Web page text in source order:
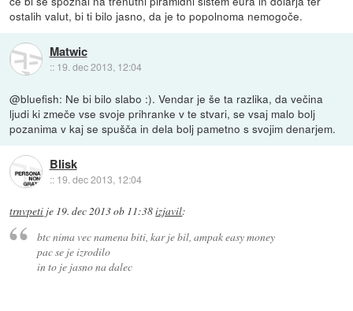
ostalih valut, bi ti bilo jasno, da je to popolnoma nemogoče.
Matwic
:: 19. dec 2013, 12:04
@bluefish: Ne bi bilo slabo :). Vendar je še ta razlika, da večina
ljudi ki zmeče vse svoje prihranke v te stvari, se vsaj malo bolj
pozanima v kaj se spušča in dela bolj pametno s svojim denarjem.
Blisk
:: 19. dec 2013, 12:04
trnvpeti je 19. dec 2013 ob 11:38izjavil:
btc nima vec namena biti, kar je bil, ampak easy money
pac se je izrodilo
in to je jasno na dalec